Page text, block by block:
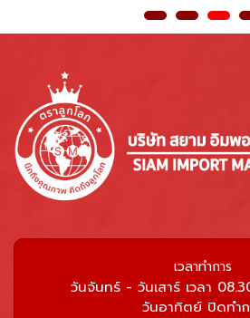
เวลาทำการ
วันจันทร์ - วันเสาร์ เวลา
วันอาทิตย์ ปิดทำ